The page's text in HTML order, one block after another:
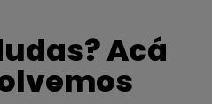
Acá